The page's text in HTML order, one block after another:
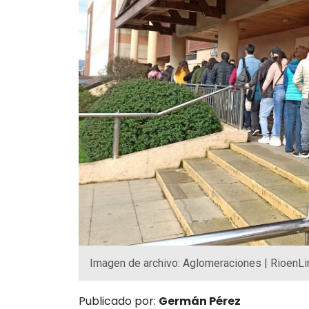
Imagen de archivo: Aglomeraciones |
Publicado por: Germán Pérez